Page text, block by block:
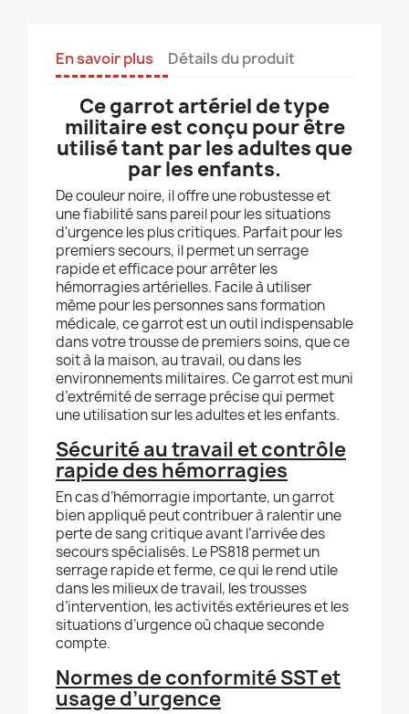
En savoir plus Détails du produit
Ce garrot artériel de type
militaire est conçu pour être
utilisé tant par les adultes que
par les enfants.
De couleur noire, il offre une robustesse et
une fiabilité sans pareil pour les situations
d'urgence les plus critiques. Parfait pour les
premiers secours, il permet un serrage
rapide et efficace pour arrêter les
hémorragies artérielles. Facile à utiliser
même pour les personnes sans formation
médicale, ce garrot est un outil indispensable
dans votre trousse de premiers soins, que ce
soit à la maison, au travail, ou dans les
environnements militaires.Ce garrot est muni
d’extrémité de serrage précise qui permet
une utilisation sur les adultes et les enfants.
Sécurité au travail et contrôle
rapide des hémorragies
En cas d’hémorragie importante, un garrot
bien appliqué peut contribuer à ralentir une
perte de sang critique avant l’arrivée des
secours spécialisés. Le PS818 permet un
serrage rapide et ferme, ce qui le rend utile
dans les milieux de travail, les trousses
d’intervention, les activités extérieures et les
situations d’urgence où chaque seconde
compte.
Normes de conformité SST et
usage d’urgence